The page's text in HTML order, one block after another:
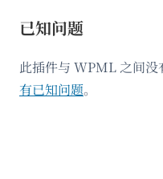
已知问题
此插件与 WPML 之间没
有已知问题。